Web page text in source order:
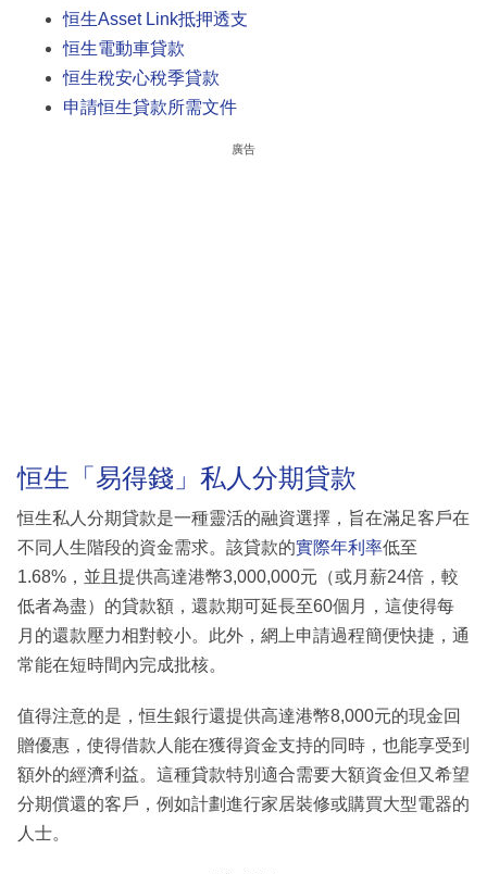
恒生Asset Link抵押透支
恒生電動車貸款
恒生稅安心稅季貸款
申請恒生貸款所需文件
廣告
恒生「易得錢」私人分期貸款
恒生私人分期貸款是一種靈活的融資選擇，旨在滿足客戶在
不同人生階段的資金需求。該貸款的實際年利率低至
1.68%，並且提供高達港幣3,000,000元（或月薪24倍，較
低者為盡）的貸款額，還款期可延長至60個月，這使得每
月的還款壓力相對較小。此外，網上申請過程簡便快捷，通
常能在短時間內完成批核。
值得注意的是，恒生銀行還提供高達港幣8,000元的現金回
贈優惠，使得借款人能在獲得資金支持的同時，也能享受到
額外的經濟利益。這種貸款特別適合需要大額資金但又希望
分期償還的客戶，例如計劃進行家居裝修或購買大型電器的
人士。